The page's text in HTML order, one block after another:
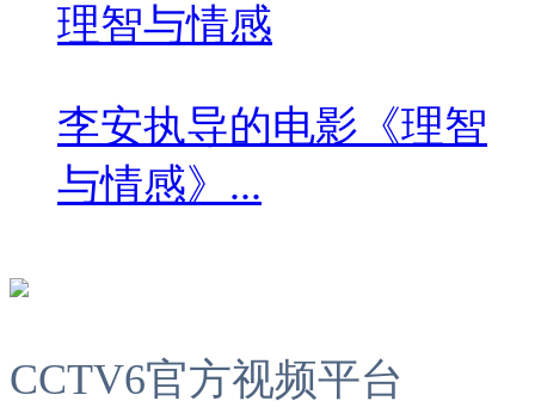
理智与情感
李安执导的电影《理智
与情感》...
CCTV6官方视频平台